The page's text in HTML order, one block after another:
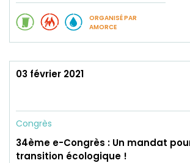
ORGANISÉ PAR
AMORCE
03 février 2021
Congrès
34ème e-Congrès : Un mandat
transition écologique !